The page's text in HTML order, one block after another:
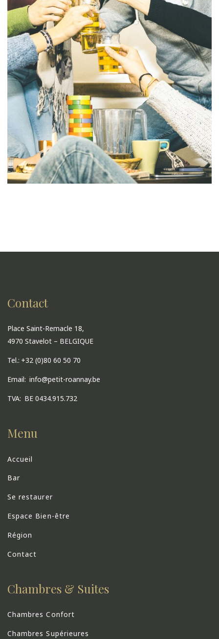
Contact
Place Saint-Remacle 18,
4970 Stavelot – BELGIQUE
Tel.: +32 (0)80 60 50 70
Email: info@petit-roannay.be
TVA: BE 0434.915.732
Menu
Accueil
Bar
Se restaurer
Espace Bien-être
Région
Contact
Chambres & Suites
Chambres Confort
Chambres Supérieures